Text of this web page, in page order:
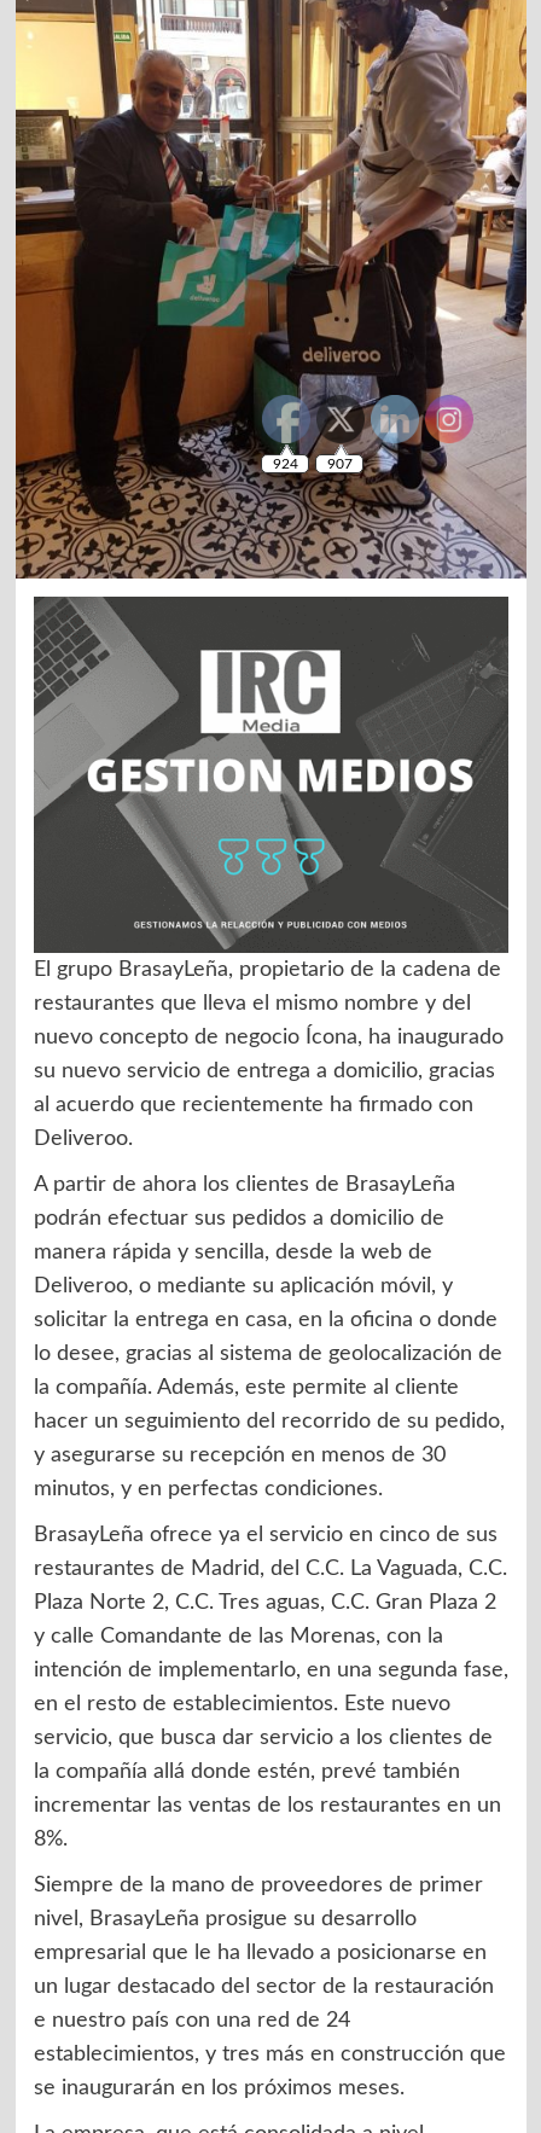
El grupo BrasayLeña, propietario de la cadena de
restaurantes que lleva el mismo nombre y del
nuevo concepto de negocio Ícona, ha inaugurado
su nuevo servicio de entrega a domicilio, gracias
al acuerdo que recientemente ha firmado con
Deliveroo.
A partir de ahora los clientes de BrasayLeña
podrán efectuar sus pedidos a domicilio de
manera rápida y sencilla, desde la web de
Deliveroo, o mediante su aplicación móvil, y
solicitar la entrega en casa, en la oficina o donde
lo desee, gracias al sistema de geolocalización de
la compañía. Además, este permite al cliente
hacer un seguimiento del recorrido de su pedido,
y asegurarse su recepción en menos de 30
minutos, y en perfectas condiciones.
BrasayLeña ofrece ya el servicio en cinco de sus
restaurantes de Madrid, del C.C. La Vaguada, C.C.
Plaza Norte 2, C.C. Tres aguas, C.C. Gran Plaza 2
y calle Comandante de las Morenas, con la
intención de implementarlo, en una segunda fase,
en el resto de establecimientos. Este nuevo
servicio, que busca dar servicio a los clientes de
la compañía allá donde estén, prevé también
incrementar las ventas de los restaurantes en un
8%.
Siempre de la mano de proveedores de primer
nivel, BrasayLeña prosigue su desarrollo
empresarial que le ha llevado a posicionarse en
un lugar destacado del sector de la restauración
e nuestro país con una red de 24
establecimientos, y tres más en construcción que
se inaugurarán en los próximos meses.
924 907